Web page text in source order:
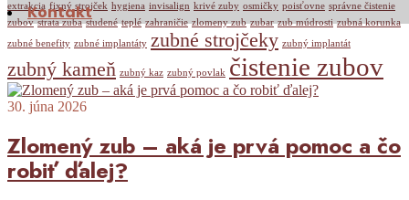
Kontakt
extrakcia fixný strojček hygiena invisalign krivé zuby osmičky poisťovne správne čistenie
zubov strata zuba studené teplé zahraničie zlomeny zub zubar zub múdrosti zubná korunka
zubné benefity zubné implantáty zubné strojčeky zubný implantát
zubný kameň zubný kaz zubný povlak čistenie zubov
30. júna 2026
Zlomený zub – aká je prvá pomoc a čo
robiť ďalej?